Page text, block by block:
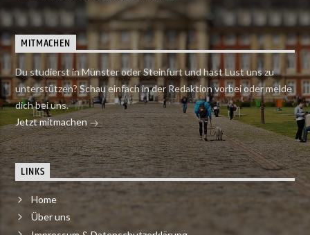
MITMACHEN
Du studierst in Münster oder Steinfurt und hast Lust uns zu
unterstützen? Schau einfach in der Redaktion vorbei oder melde
dich bei uns.
Jetzt mitmachen
LINKS
Home
Über uns